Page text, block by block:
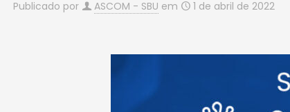
Publicado por ASCOM - SBU em 1 de abril de 2022